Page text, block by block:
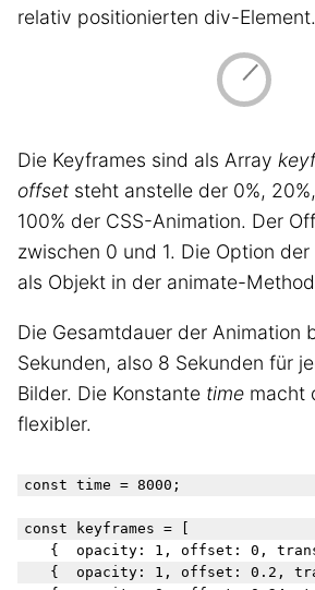
relativ positionierten div-Element.
II
Die Keyframes sind als Array
offset steht anstelle der 0%,
100% der CSS-Animation. Der
zwischen 0 und 1. Die Option
als Objekt in der animate-
Die Gesamtdauer der Animation
Sekunden, also 8 Sekunden für
Bilder. Die Konstante time macht
flexibler.
const time = 8000;
const keyframes = [